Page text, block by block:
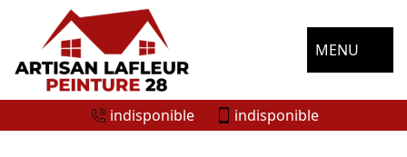
MENU
indisponible indisponible